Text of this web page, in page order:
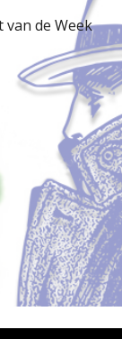
van de Week